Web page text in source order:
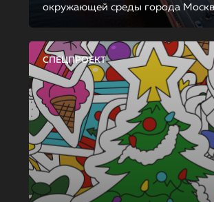
окружающей среды города
СПЕЦПРОЕКТ